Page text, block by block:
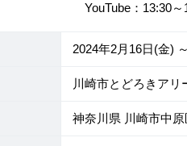
YouTube：13:30
2024年2月16日(金)
川崎市とどろきアリ
神奈川県 川崎市中